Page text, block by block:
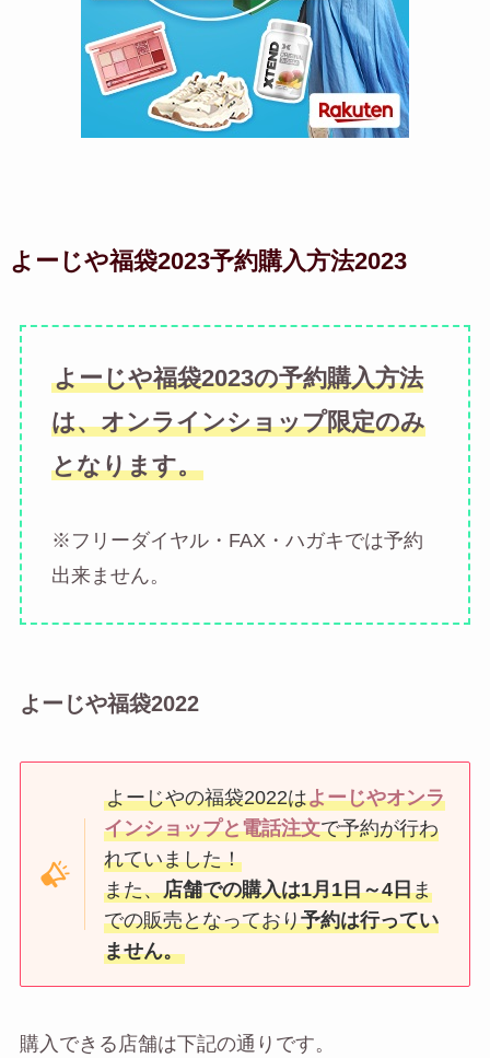
よーじや福袋2023予約購入方法2023
よーじや福袋2023の予約購入方法
は、オンラインショップ限定のみ
となります。
※フリーダイヤル・FAX・ハガキでは予約
出来ません。
よーじや福袋2022
よーじやの福袋2022はよーじやオンラ
インショップと電話注文で予約が行わ
れていました！
また、店舗での購入は1月1日～4日ま
での販売となっており予約は行ってい
ません。
購入できる店舗は下記の通りです。